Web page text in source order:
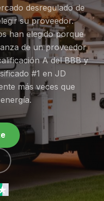
desregulado de
su proveedor.
han elegido porque
de un proveedor
A del BBB y
#1 en JD
más veces que